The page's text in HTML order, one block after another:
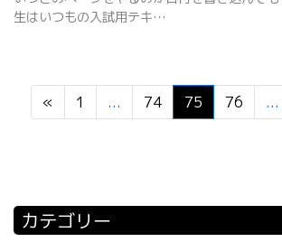
生はいつもの入試用テキ…
« 1 ... 74 75 76 ...
カテゴリー